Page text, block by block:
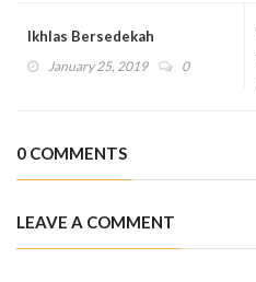
Ikhlas Bersedekah
January 25, 2019 0
0 COMMENTS
LEAVE A COMMENT